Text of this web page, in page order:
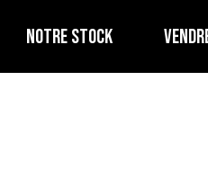
NOTRE STOCK